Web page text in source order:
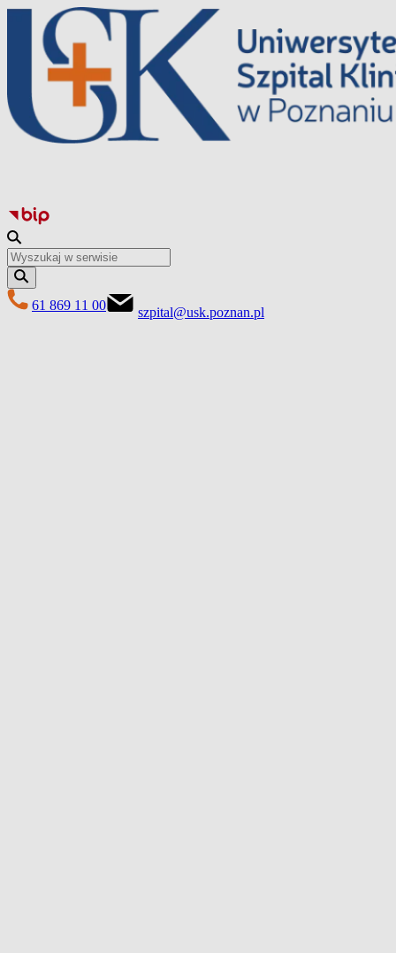
Перейти
вмісту
61 869 11 00 szpital@usk.poznan.pl